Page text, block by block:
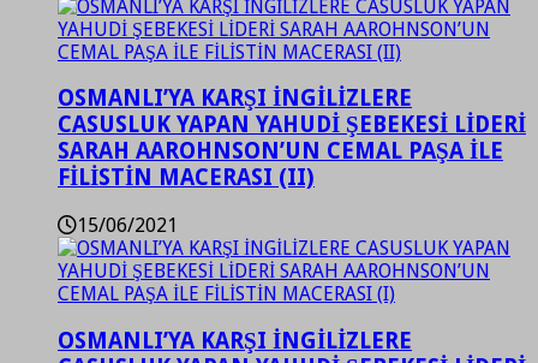
OSMANLI’YA KARŞI İNGİLİZLERE
CASUSLUK YAPAN YAHUDİ ŞEBEKESİ LİDERİ
SARAH AAROHNSON’UN CEMAL PAŞA İLE
FİLİSTİN MACERASI (II)
15/06/2021
OSMANLI’YA KARŞI İNGİLİZLERE